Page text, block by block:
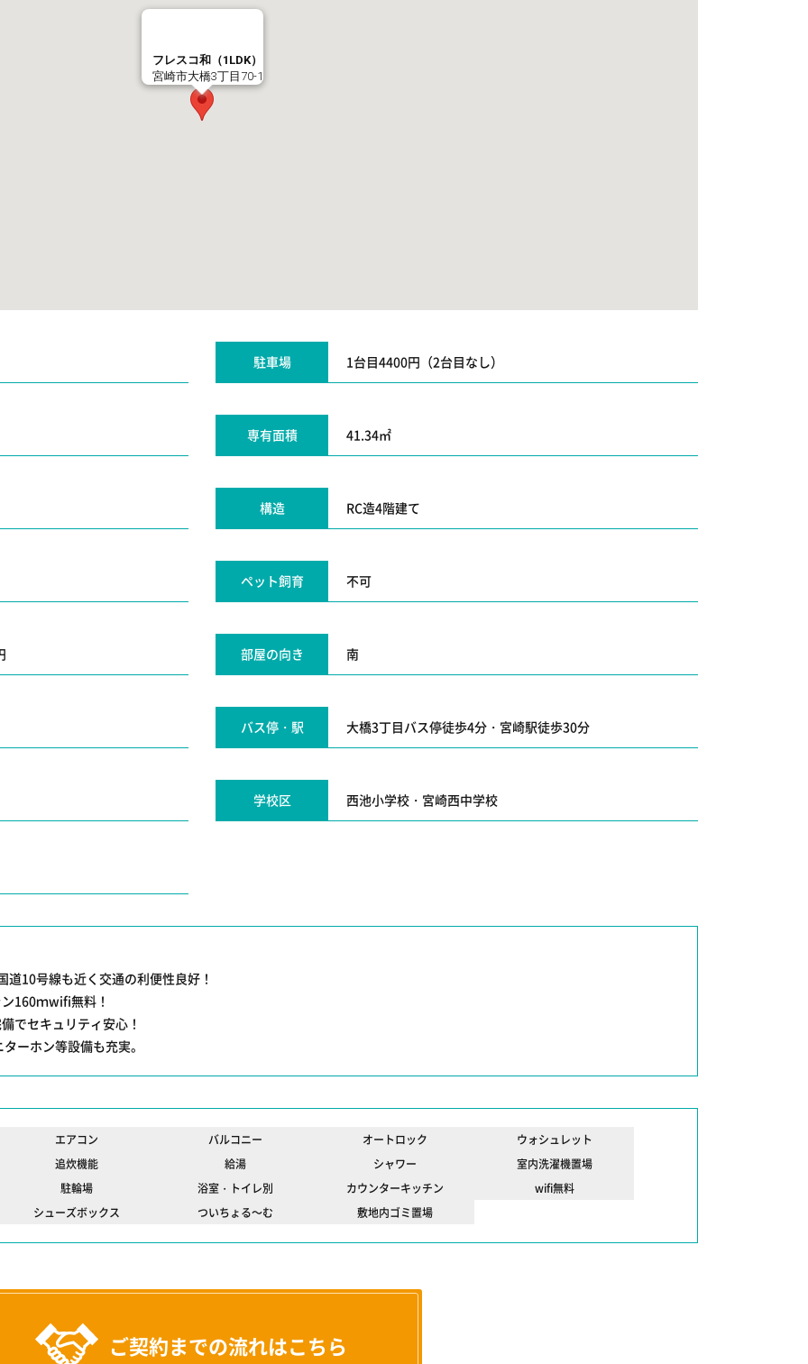
フレスコ和（1LDK）
宮崎市大橋3丁目70-1
駐車場 1台目4400円（2台目なし）
専有面積 41.34㎡
構造 RC造4階建て
ペット飼育 不可
部屋の向き 南
バス停・駅 大橋3丁目バス停徒歩4分・宮崎駅徒歩30分
学校区 西池小学校 ・ 宮崎西中学校
10号線も近く交通の利便性良好！
160ｍwifi無料！
でセキュリティ安心！
ーホン等設備も充実。
エアコン バルコニー オートロック
ウォシュレット
追炊機能
給湯 シャワー
室内洗濯機置場
駐輪場
浴室・トイレ別 カウンターキッチン
wifi無料
シューズボックス
ついちょる～む 敷地内ゴミ置場
ご契約までの流れはこちら